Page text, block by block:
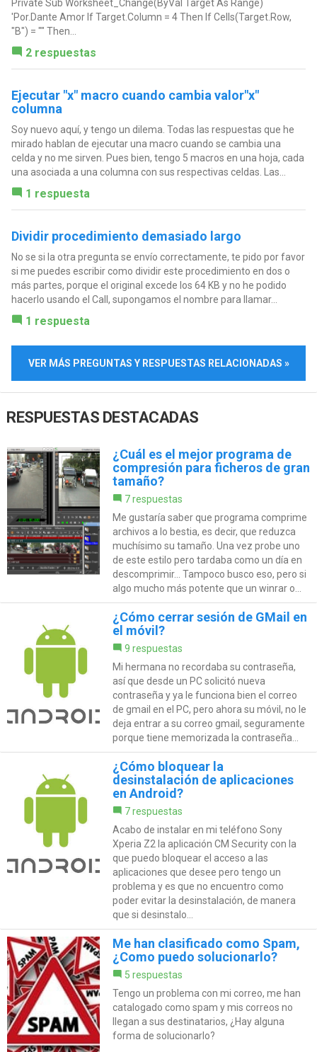
Private Sub Worksheet_Change(ByVal Target As Range)
'Por.Dante Amor If Target.Column = 4 Then If Cells(Target.Row,
"B") = "" Then...
2 respuestas
Ejecutar "x" macro cuando cambia valor"x"
columna
Soy nuevo aquí, y tengo un dilema. Todas las respuestas que he
mirado hablan de ejecutar una macro cuando se cambia una
celda y no me sirven. Pues bien, tengo 5 macros en una hoja, cada
una asociada a una columna con sus respectivas celdas. Las...
1 respuesta
Dividir procedimiento demasiado largo
No se si la otra pregunta se envío correctamente, te pido por favor
si me puedes escribir como dividir este procedimiento en dos o
más partes, porque el original excede los 64 KB y no he podido
hacerlo usando el Call, supongamos el nombre para llamar...
1 respuesta
VER MÁS PREGUNTAS Y RESPUESTAS RELACIONADAS »
RESPUESTAS DESTACADAS
¿Cuál es el mejor programa de
compresión para ficheros de gran
tamaño?
7 respuestas
Me gustaría saber que programa comprime
archivos a lo bestia, es decir, que reduzca
muchísimo su tamaño. Una vez probe uno
de este estilo pero tardaba como un día en
descomprimir... Tampoco busco eso, pero si
algo mucho más potente que un winrar o...
¿Cómo cerrar sesión de GMail en
el móvil?
9 respuestas
Mi hermana no recordaba su contraseña,
así que desde un PC solicitó nueva
contraseña y ya le funciona bien el correo
de gmail en el PC, pero ahora su móvil, no le
deja entrar a su correo gmail, seguramente
porque tiene memorizada la contraseña...
¿Cómo bloquear la
desinstalación de aplicaciones
en Android?
7 respuestas
Acabo de instalar en mi teléfono Sony
Xperia Z2 la aplicación CM Security con la
que puedo bloquear el acceso a las
aplicaciones que desee pero tengo un
problema y es que no encuentro como
poder evitar la desinstalación, de manera
que si desinstalo...
Me han clasificado como Spam,
¿Como puedo solucionarlo?
5 respuestas
Tengo un problema con mi correo, me han
catalogado como spam y mis correos no
llegan a sus destinatarios, ¿Hay alguna
forma de solucionarlo?